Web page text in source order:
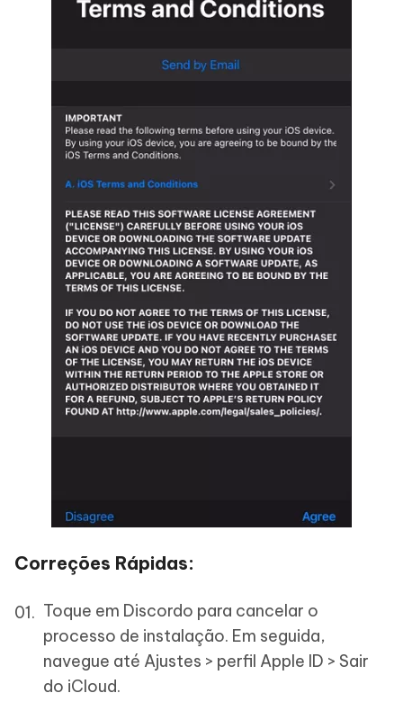
Correções Rápidas:
Toque em Discordo para cancelar o
processo de instalação. Em seguida,
navegue até Ajustes > perfil Apple ID > Sair
do iCloud.